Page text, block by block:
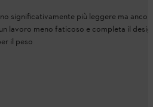
significativamente più leggere ma
lavoro meno faticoso e completa il
il peso